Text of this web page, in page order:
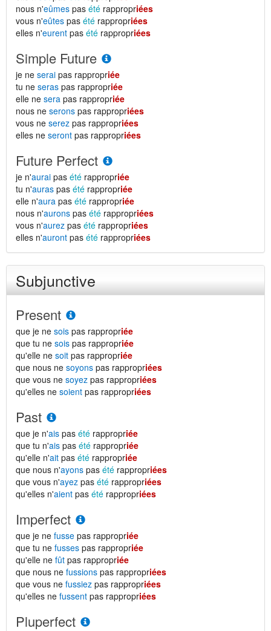
nous n'eûmes pas été rappropriées
vous n'eûtes pas été rappropriées
elles n'eurent pas été rappropriées
Simple Future
je ne serai pas rappropriée
tu ne seras pas rappropriée
elle ne sera pas rappropriée
nous ne serons pas rappropriées
vous ne serez pas rappropriées
elles ne seront pas rappropriées
Future Perfect
je n'aurai pas été rappropriée
tu n'auras pas été rappropriée
elle n'aura pas été rappropriée
nous n'aurons pas été rappropriées
vous n'aurez pas été rappropriées
elles n'auront pas été rappropriées
Subjunctive
Present
que je ne sois pas rappropriée
que tu ne sois pas rappropriée
qu'elle ne soit pas rappropriée
que nous ne soyons pas rappropriées
que vous ne soyez pas rappropriées
qu'elles ne soient pas rappropriées
Past
que je n'ais pas été rappropriée
que tu n'ais pas été rappropriée
qu'elle n'ait pas été rappropriée
que nous n'ayons pas été rappropriées
que vous n'ayez pas été rappropriées
qu'elles n'aient pas été rappropriées
Imperfect
que je ne fusse pas rappropriée
que tu ne fusses pas rappropriée
qu'elle ne fût pas rappropriée
que nous ne fussions pas rappropriées
que vous ne fussiez pas rappropriées
qu'elles ne fussent pas rappropriées
Pluperfect